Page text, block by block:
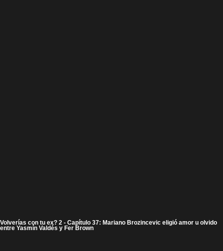
Volverías con tu ex? 2 - Capítulo 37: Mariano Brozincevic eligió amor u olvido
entre Yasmín Valdés y Fer Brown